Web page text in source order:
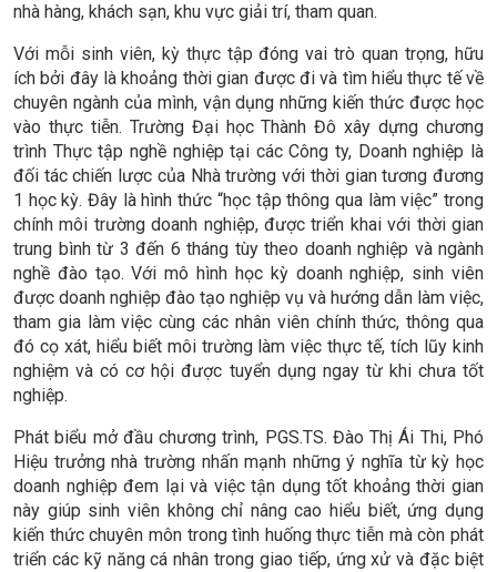
nhà hàng, khách sạn, khu vực giải trí, tham quan.
Với mỗi sinh viên, kỳ thực tập đóng vai trò quan trọng, hữu
ích bởi đây là khoảng thời gian được đi và tìm hiểu thực tế về
chuyên ngành của mình, vận dụng những kiến thức được học
vào thực tiễn. Trường Đại học Thành Đô xây dựng chương
trình Thực tập nghề nghiệp tại các Công ty, Doanh nghiệp là
đối tác chiến lược của Nhà trường với thời gian tương đương
1 học kỳ. Đây là hình thức “học tập thông qua làm việc” trong
chính môi trường doanh nghiệp, được triển khai với thời gian
trung bình từ 3 đến 6 tháng tùy theo doanh nghiệp và ngành
nghề đào tạo. Với mô hình học kỳ doanh nghiệp, sinh viên
được doanh nghiệp đào tạo nghiệp vụ và hướng dẫn làm việc,
tham gia làm việc cùng các nhân viên chính thức, thông qua
đó cọ xát, hiểu biết môi trường làm việc thực tế, tích lũy kinh
nghiệm và có cơ hội được tuyển dụng ngay từ khi chưa tốt
nghiệp.
Phát biểu mở đầu chương trình, PGS.TS. Đào Thị Ái Thi, Phó
Hiệu trưởng nhà trường nhấn mạnh những ý nghĩa từ kỳ học
doanh nghiệp đem lại và việc tận dụng tốt khoảng thời gian
này giúp sinh viên không chỉ nâng cao hiểu biết, ứng dụng
kiến thức chuyên môn trong tình huống thực tiễn mà còn phát
triển các kỹ năng cá nhân trong giao tiếp, ứng xử và đặc biệt